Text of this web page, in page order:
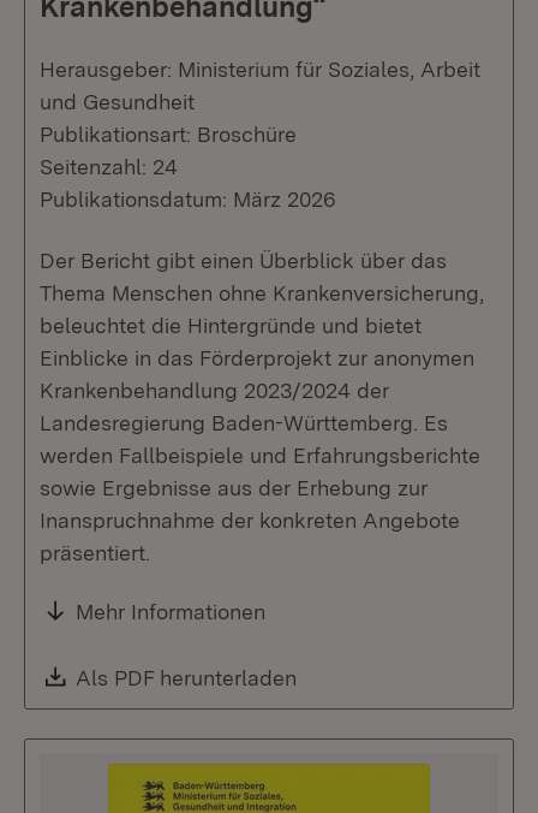
Herausgeber: Ministerium für Soziales, Arbeit
und Gesundheit
Publikationsart: Broschüre
Seitenzahl: 24
Publikationsdatum: März 2026
Der Bericht gibt einen Überblick über das
Thema Menschen ohne Krankenversicherung,
beleuchtet die Hintergründe und bietet
Einblicke in das Förderprojekt zur anonymen
Krankenbehandlung 2023/2024 der
Landesregierung Baden-Württemberg. Es
werden Fallbeispiele und Erfahrungsberichte
sowie Ergebnisse aus der Erhebung zur
Inanspruchnahme der konkreten Angebote
präsentiert.
Mehr Informationen
Download:
Als PDF herunterladen